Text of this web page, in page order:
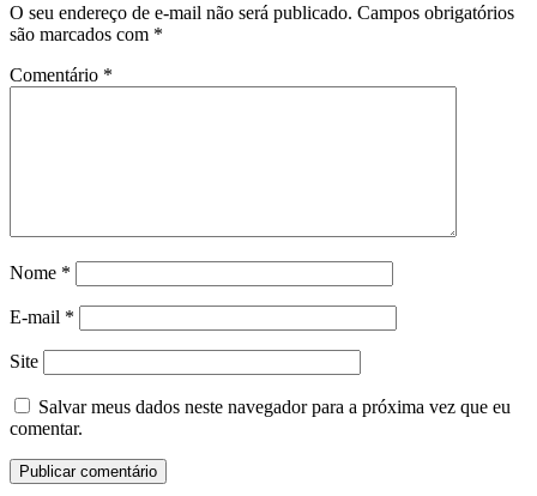
O seu endereço de e-mail não será publicado. Campos obrigatórios
são marcados com *
Comentário *
Nome *
E-mail *
Site
Salvar meus dados neste navegador para a próxima vez que eu
comentar.